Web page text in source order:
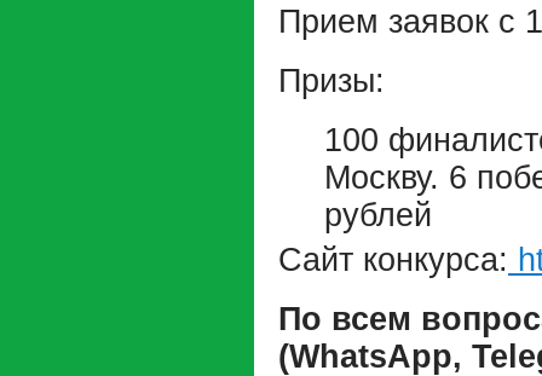
Прием заявок с
Призы:
100
Москву. 6
рублей
Сайт конкурса:
По всем
(WhatsApp,